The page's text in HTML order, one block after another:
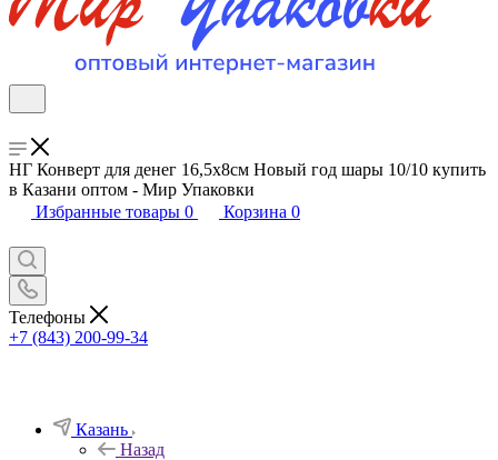
НГ Конверт для денег 16,5х8см Новый год шары 10/10 купить
в Казани оптом - Мир Упаковки
Избранные товары 0 Корзина 0
Телефоны
+7 (843) 200-99-34
Казань
Назад